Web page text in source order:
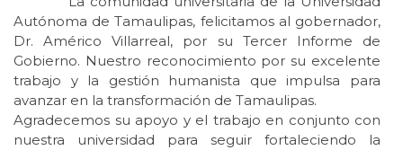
Autónoma de Tamaulipas, felicitamos al gobernador,
Dr. Américo Villarreal, por su Tercer Informe de
Gobierno. Nuestro reconocimiento por su excelente
trabajo y la gestión humanista que impulsa para
avanzar en la transformación de Tamaulipas.
Agradecemos su apoyo y el trabajo en conjunto con
nuestra universidad para seguir fortaleciendo la